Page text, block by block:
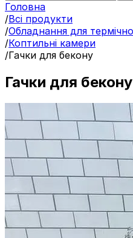
Головна
/Всі продукти
/Обладнання для
/Коптильні камери
/Гачки для бекону
Гачки для бекону